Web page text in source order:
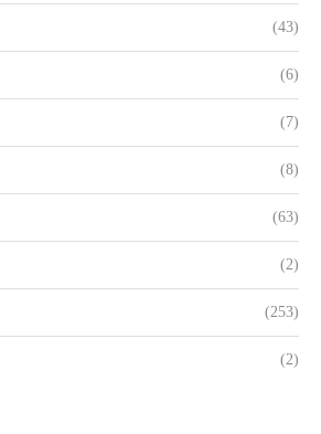
(43)
(6)
(7)
(8)
(63)
(2)
(253)
(2)